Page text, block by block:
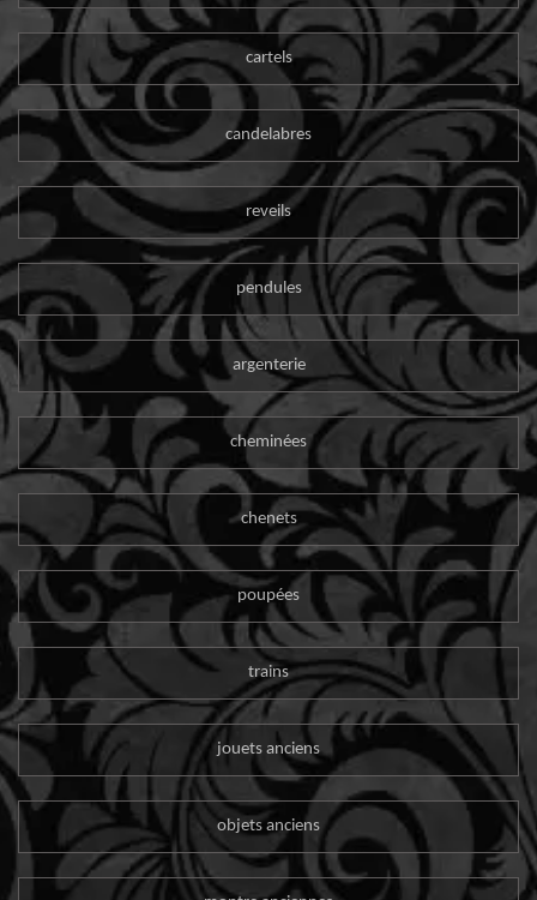
cartels
candelabres
reveils
pendules
argenterie
cheminées
chenets
poupées
trains
jouets anciens
objets anciens